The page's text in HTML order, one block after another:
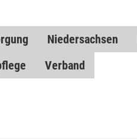
Niedersachsen
Verband